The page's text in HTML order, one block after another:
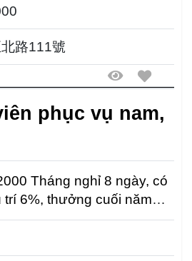
路111號
phục vụ nam,
có